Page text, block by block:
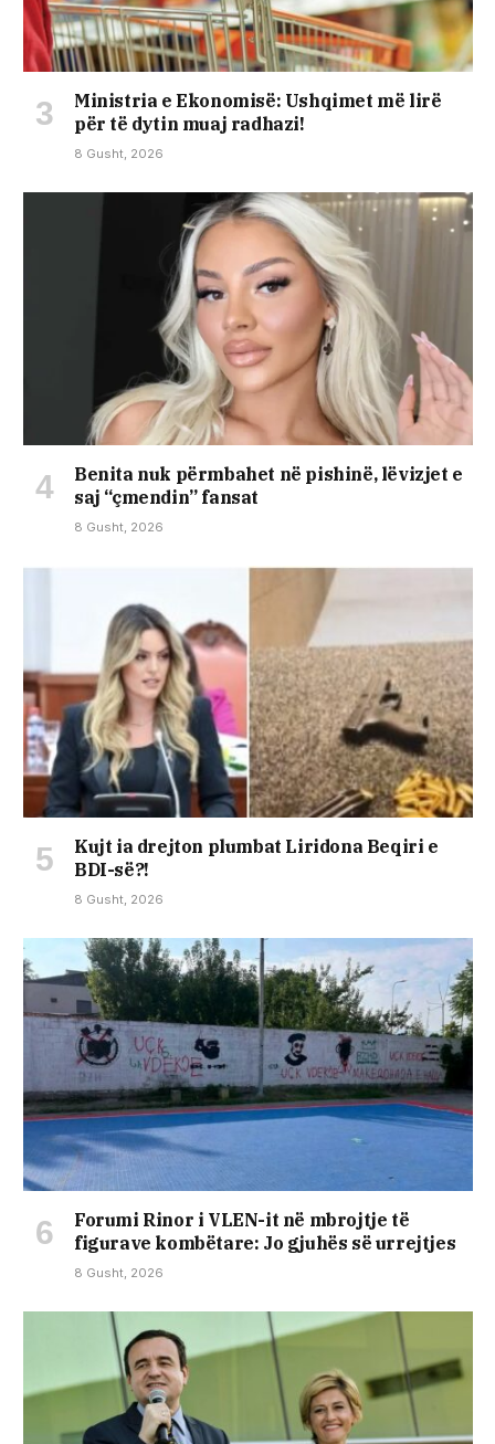
Ministria e Ekonomisë: Ushqimet më lirë
për të dytin muaj radhazi!
8 Gusht, 2026
Benita nuk përmbahet në pishinë, lëvizjet e
saj “çmendin” fansat
8 Gusht, 2026
Kujt ia drejton plumbat Liridona Beqiri e
BDI-së?!
8 Gusht, 2026
Forumi Rinor i VLEN-it në mbrojtje të
figurave kombëtare: Jo gjuhës së urrejtjes
8 Gusht, 2026